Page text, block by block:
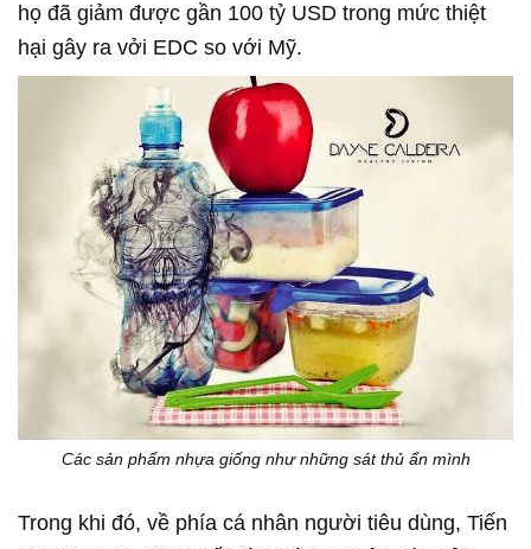
họ đã giảm được gần 100 tỷ USD trong mức thiệt
hại gây ra vởi EDC so với Mỹ.
Các sản phẩm nhựa giống như những sát thủ ẩn mình
Trong khi đó, về phía cá nhân người tiêu dùng, Tiến